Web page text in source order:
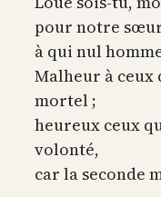
pour notre
à qui nul
Malheur à ceux
mortel ;
heureux ceux
volonté,
car la seconde